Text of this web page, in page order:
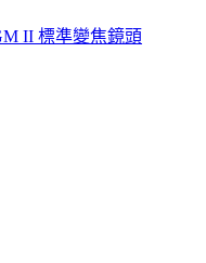
II 標準變焦鏡頭